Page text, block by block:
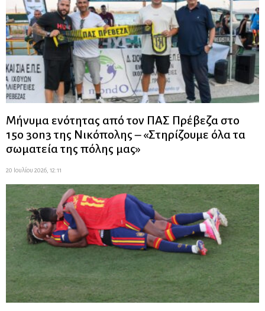
Μήνυμα ενότητας από τον ΠΑΣ Πρέβεζα στο
15ο 3on3 της Νικόπολης – «Στηρίζουμε όλα τα
σωματεία της πόλης μας»
20 Ιουλίου 2026, 12:11